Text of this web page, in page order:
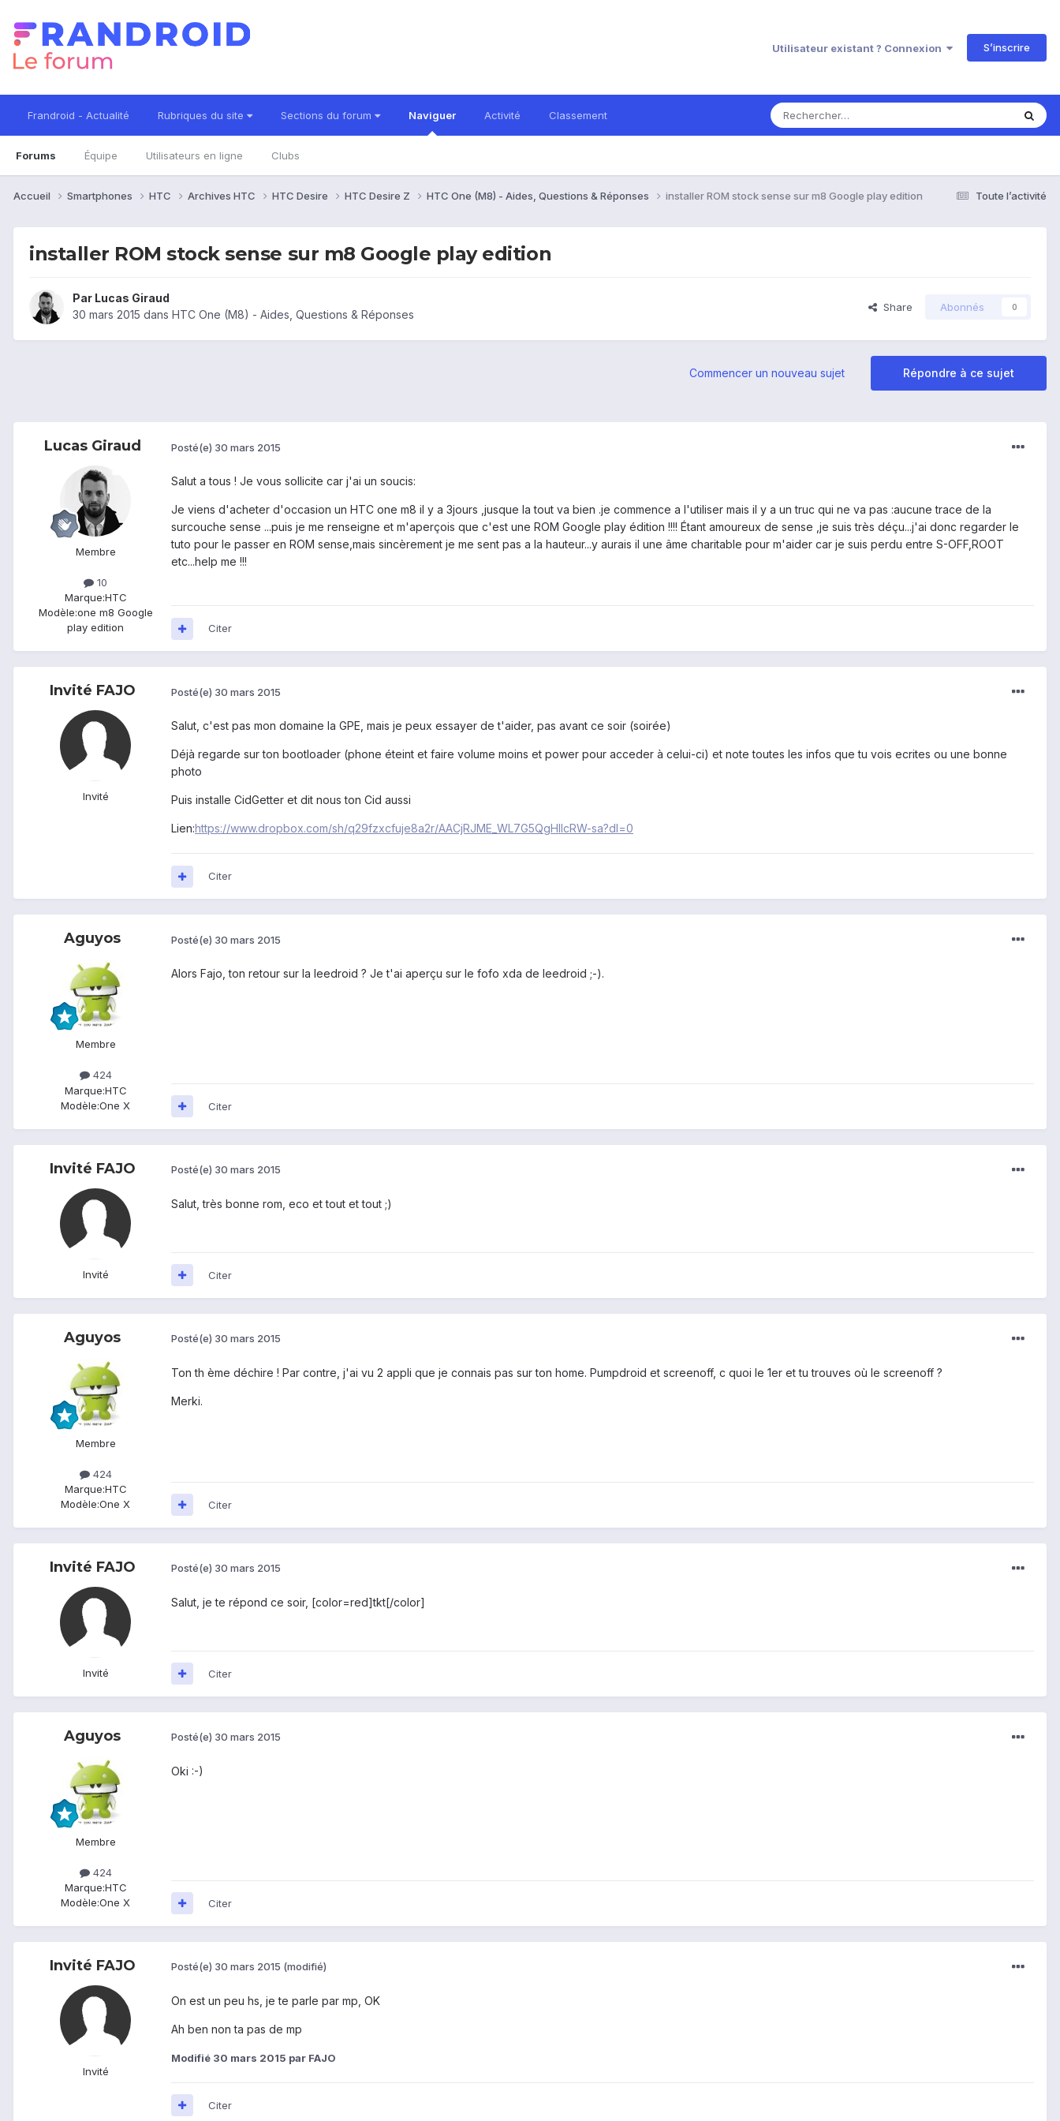
Utilisateur existant ? Connexion S’inscrire
Frandroid - Actualité Rubriques du site Sections du forum Naviguer
Forums Équipe Utilisateurs en ligne Clubs
Activité Classement
Toute l’activité
Accueil Smartphones HTC Archives HTC HTC Desire HTC Desire Z HTC One (M8) - Aides, Questions & Réponses installer ROM stock sense sur m8 Google play edition
installer ROM stock sense sur m8 Google play edition
Par Lucas Giraud
30 mars 2015 dans HTC One (M8) - Aides, Questions & Réponses
Share Abonnés 0
Répondre à ce sujet
Commencer un nouveau sujet
Lucas Giraud
Membre
10
Marque:HTC
Modèle:one m8 Google
play edition
Posté(e) 30 mars 2015
Salut a tous ! Je vous sollicite car j'ai un soucis:
Je viens d'acheter d'occasion un HTC one m8 il y a 3jours ,jusque la tout va bien .je commence a l'utiliser mais il y a un truc qui ne va pas :aucune trace de la
surcouche sense ...puis je me renseigne et m'aperçois que c'est une ROM Google play édition !!!! Étant amoureux de sense ,je suis très déçu...j'ai donc regarder le
tuto pour le passer en ROM sense,mais sincèrement je me sent pas a la hauteur...y aurais il une âme charitable pour m'aider car je suis perdu entre S-OFF,ROOT
etc...help me !!!
Citer
Invité FAJO
Invité
Posté(e) 30 mars 2015
Salut, c'est pas mon domaine la GPE, mais je peux essayer de t'aider, pas avant ce soir (soirée)
Déjà regarde sur ton bootloader (phone éteint et faire volume moins et power pour acceder à celui-ci) et note toutes les infos que tu vois ecrites ou une bonne
photo
Puis installe CidGetter et dit nous ton Cid aussi
Lien:https://www.dropbox.com/sh/q29fzxcfuje8a2r/AACjRJME_WL7G5QgHlIcRW-sa?dl=0
Citer
Aguyos
Membre
424
Marque:HTC
Modèle:One X
Posté(e) 30 mars 2015
Alors Fajo, ton retour sur la leedroid ? Je t'ai aperçu sur le fofo xda de leedroid ;-).
Citer
Invité FAJO
Invité
Posté(e) 30 mars 2015
Salut, très bonne rom, eco et tout et tout ;)
Citer
Aguyos
Membre
424
Marque:HTC
Modèle:One X
Posté(e) 30 mars 2015
Ton th ème déchire ! Par contre, j'ai vu 2 appli que je connais pas sur ton home. Pumpdroid et screenoff, c quoi le 1er et tu trouves où le screenoff ?
Merki.
Citer
Invité FAJO
Invité
Posté(e) 30 mars 2015
Salut, je te répond ce soir, [color=red]tkt[/color]
Citer
Aguyos
Membre
424
Marque:HTC
Modèle:One X
Posté(e) 30 mars 2015
Oki :-)
Citer
Invité FAJO
Invité
Posté(e) 30 mars 2015 (modifié)
On est un peu hs, je te parle par mp, OK
Ah ben non ta pas de mp
Modifié 30 mars 2015 par FAJO
Citer